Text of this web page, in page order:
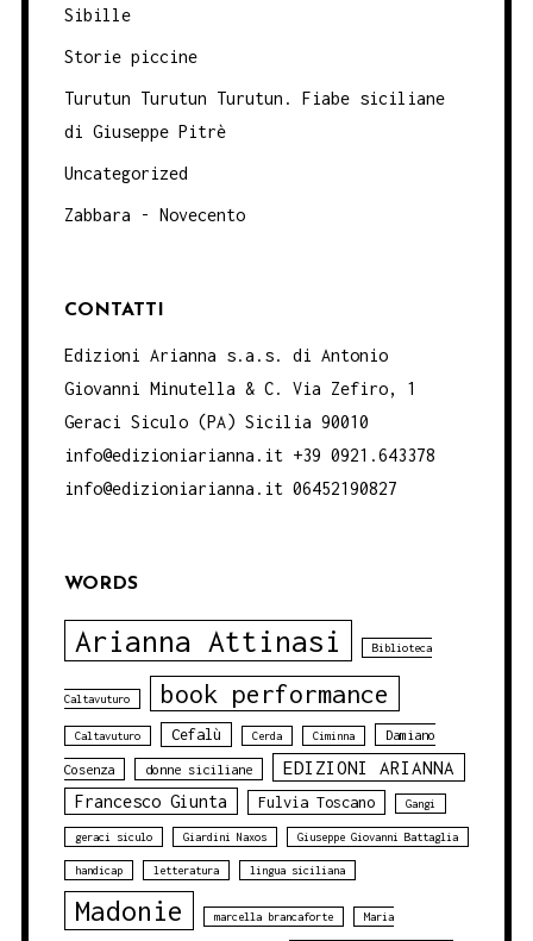
Sibille
Storie piccine
Turutun Turutun Turutun. Fiabe siciliane
di Giuseppe Pitrè
Uncategorized
Zabbara - Novecento
CONTATTI
Edizioni Arianna s.a.s. di Antonio
Giovanni Minutella & C. Via Zefiro, 1
Geraci Siculo (PA) Sicilia 90010
info@edizioniarianna.it +39 0921.643378
info@edizioniarianna.it 06452190827
WORDS
Arianna Attinasi Biblioteca
Caltavuturo book performance
Caltavuturo Cefalù Cerda Ciminna Damiano
Cosenza donne siciliane EDIZIONI ARIANNA
Francesco Giunta Fulvia Toscano Gangi
geraci siculo Giardini Naxos Giuseppe Giovanni Battaglia
handicap letteratura lingua siciliana
Madonie marcella brancaforte Maria